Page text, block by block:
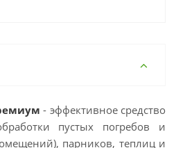
- эффективное средство
пустых погребов и
парников, теплиц и